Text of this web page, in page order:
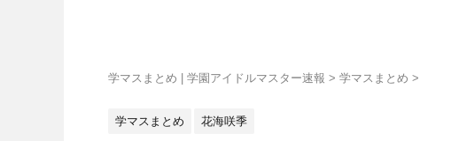
学マスまとめ | 学園アイドルマスター速報 > 学マスまとめ >
学マスまとめ 花海咲季